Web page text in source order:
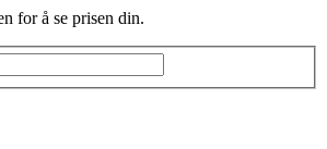
for å se prisen din.